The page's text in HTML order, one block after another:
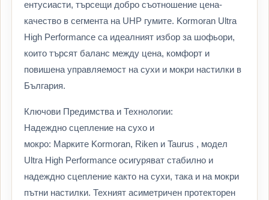
ентусиасти, търсещи добро съотношение цена-
качество в сегмента на UHP гумите. Kormoran Ultra
High Performance са идеалният избор за шофьори,
които търсят баланс между цена, комфорт и
повишена управляемост на сухи и мокри настилки в
България.
Ключови Предимства и Технологии:
Надеждно сцепление на сухо и
мокро: Марките Kormoran, Riken и Taurus , модел
Ultra High Performance осигуряват стабилно и
надеждно сцепление както на сухи, така и на мокри
пътни настилки. Техният асиметричен протекторен